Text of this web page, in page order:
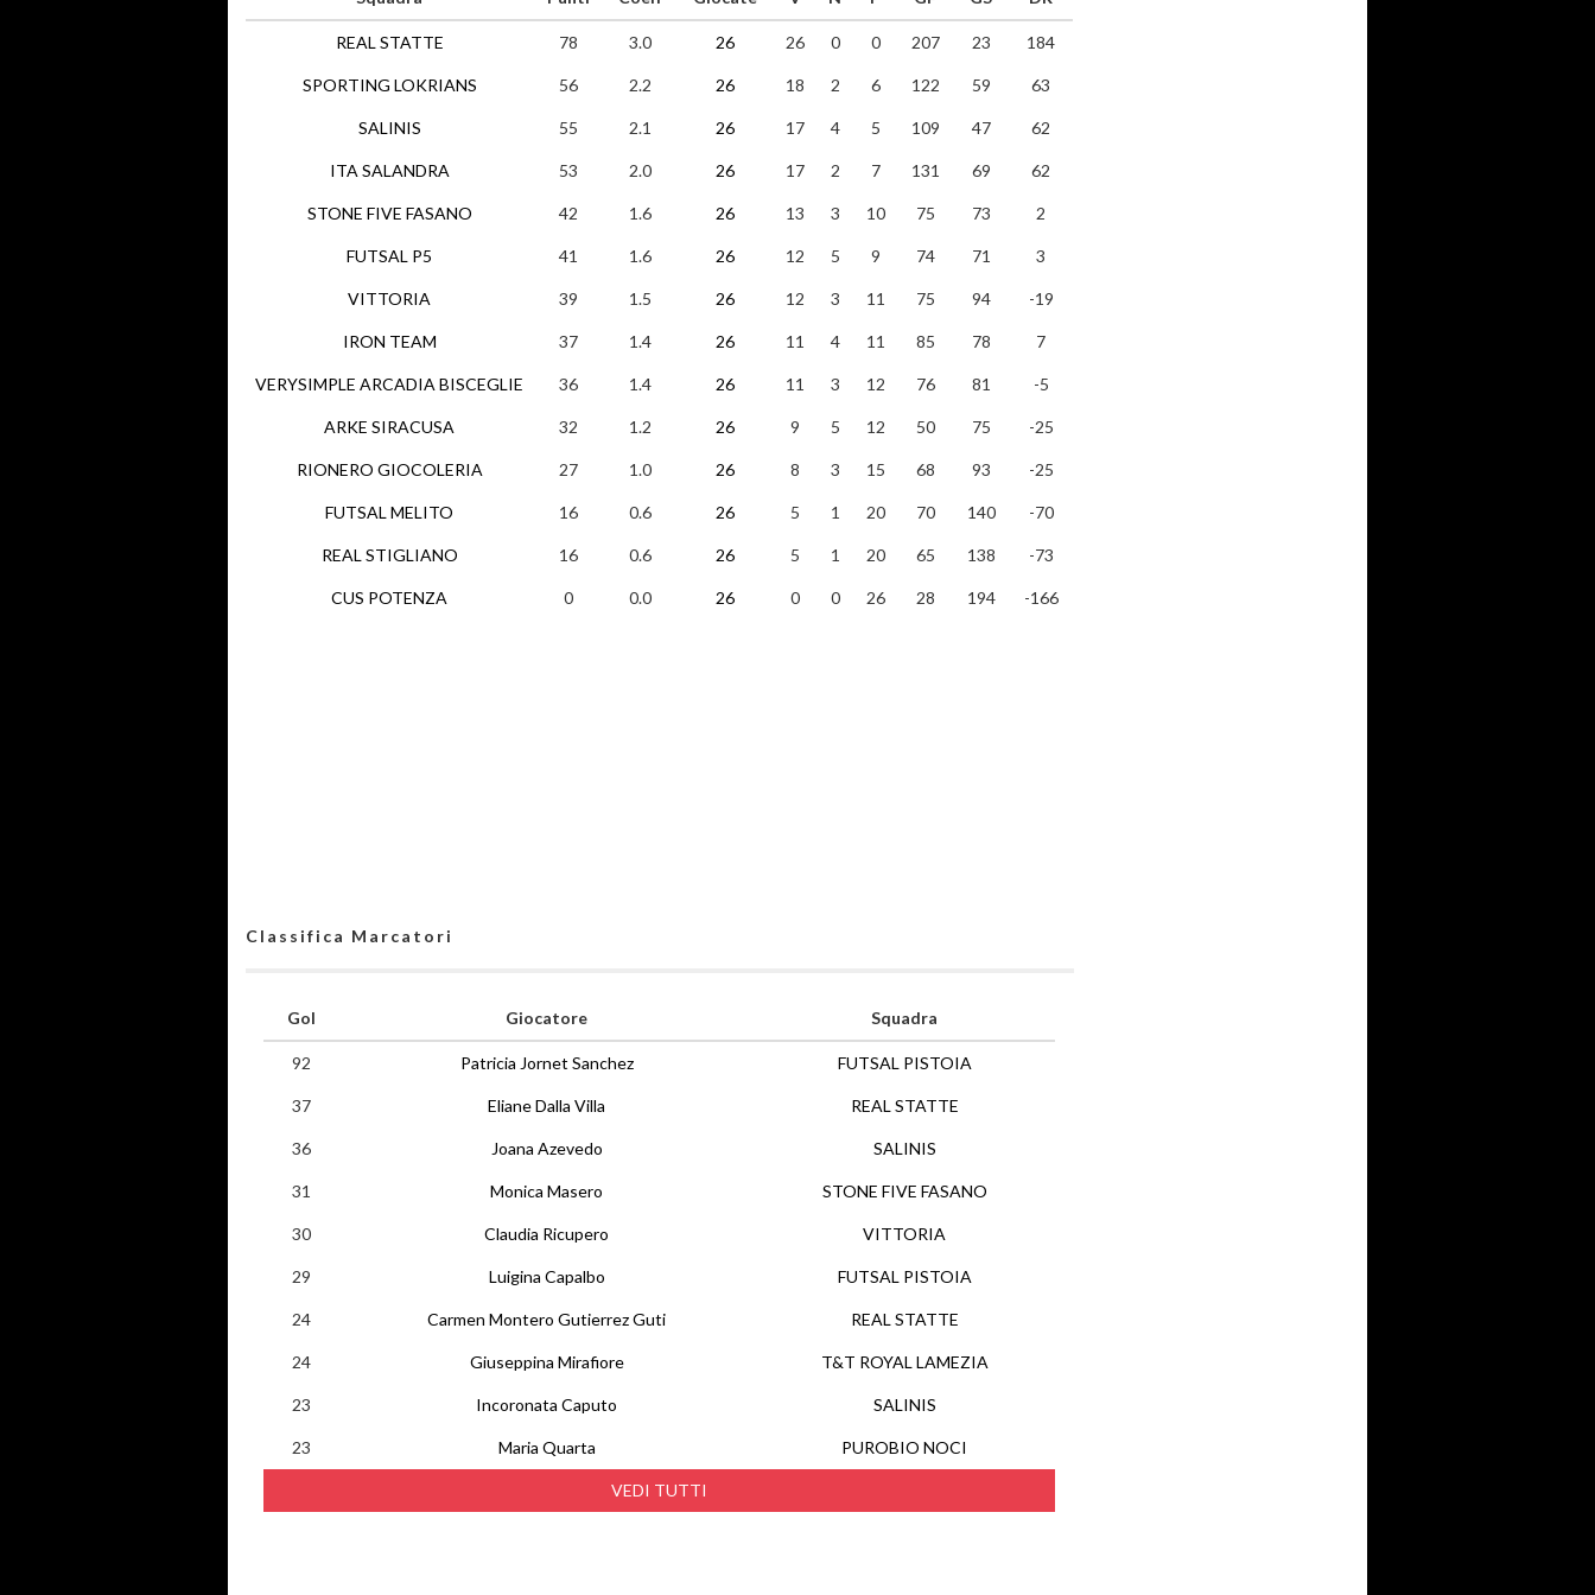
REAL STATTE
SPORTING LOKRIANS
SALINIS
ITA SALANDRA
STONE FIVE FASANO
FUTSAL P5
VITTORIA
IRON TEAM
VERYSIMPLE ARCADIA BISCEGLIE
ARKE SIRACUSA
RIONERO GIOCOLERIA
FUTSAL MELITO
REAL STIGLIANO
CUS POTENZA
78 3.0 26 26 0 0 207 23 184
56 2.2 26 18 2 6 122 59 63
55 2.1 26 17 4 5 109 47 62
53 2.0 26 17 2 7 131 69 62
42 1.6 26 13 3 10 75 73 2
41 1.6 26 12 5 9 74 71 3
39 1.5 26 12 3 11 75 94 -19
37 1.4 26 11 4 11 85 78 7
36 1.4 26 11 3 12 76 81 -5
32 1.2 26 9 5 12 50 75 -25
27 1.0 26 8 3 15 68 93 -25
16 0.6 26 5 1 20 70 140 -70
16 0.6 26 5 1 20 65 138 -73
0 0.0 26 0 0 26 28 194 -166
Classifica Marcatori
Gol Giocatore Squadra
VEDI TUTTI
92 Patricia Jornet Sanchez FUTSAL PISTOIA
37 Eliane Dalla Villa REAL STATTE
36 Joana Azevedo SALINIS
31 Monica Masero STONE FIVE FASANO
30 Claudia Ricupero VITTORIA
29 Luigina Capalbo FUTSAL PISTOIA
24 Carmen Montero Gutierrez Guti REAL STATTE
24 Giuseppina Mirafiore T&T ROYAL LAMEZIA
23 Incoronata Caputo SALINIS
23 Maria Quarta PUROBIO NOCI